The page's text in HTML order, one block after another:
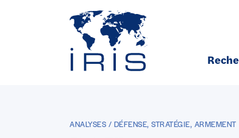
ANALYSES / DÉFENSE, STRATÉGIE, ARMEMENT